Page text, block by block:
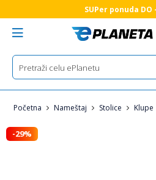
SUPer ponuda DO
Početna Nameštaj Stolice Klupe
-29%